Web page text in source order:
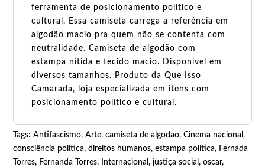
ferramenta de posicionamento político e
cultural. Essa camiseta carrega a referência em
algodão macio pra quem não se contenta com
neutralidade. Camiseta de algodão com
estampa nítida e tecido macio. Disponível em
diversos tamanhos. Produto da Que Isso
Camarada, loja especializada em itens com
posicionamento político e cultural.
Tags:Antifascismo,Arte,camiseta de algodao,Cinema nacional,
consciência política,direitos humanos,estampa política, Fernada
Torres, Fernanda Torres, Internacional,justiça social,oscar,